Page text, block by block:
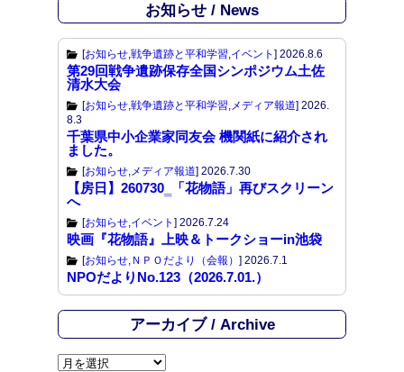
お知らせ / News
[お知らせ,戦争遺跡と平和学習,イベント ] 2026.8.6
第29回戦争遺跡保存全国シンポジウム土佐
清水大会
[お知らせ,戦争遺跡と平和学習,メディア報道] 2026.
8.3
千葉県中小企業家同友会 機関紙に紹介され
ました。
[お知らせ,メディア報道] 2026.7.30
【房日】260730‗「花物語」再びスクリーン
へ
[お知らせ,イベント ] 2026.7.24
映画『花物語』上映＆トークショーin池袋
[お知らせ,ＮＰＯだより（会報） ] 2026.7.1
NPOだよりNo.123（2026.7.01.）
アーカイブ / Archive
ア